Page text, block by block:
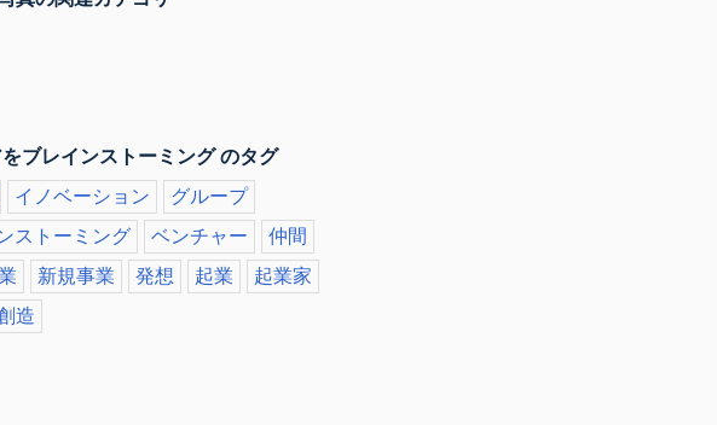
ブレインストーミング のタグ
イノベーション
グループ
ストーミング ベンチャー
仲間
新規事業 発想 起業
起業家
造